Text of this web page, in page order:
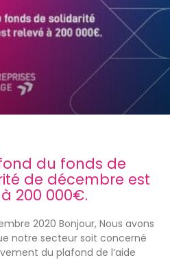
du fonds de
de décembre est
200 000€.
2020 Bonjour, Nous avons
notre secteur soit concerné
du plafond de l’aide